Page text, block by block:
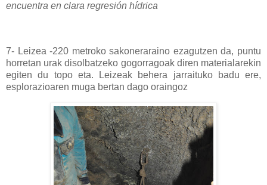
encuentra en clara regresión hídrica
7- Leizea -220 metroko sakoneraraino ezagutzen da, puntu
horretan urak disolbatzeko gogorragoak diren materialarekin
egiten du topo eta. Leizeak behera jarraituko badu ere,
esplorazioaren muga bertan dago oraingoz